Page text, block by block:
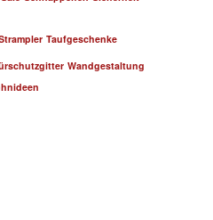
Taufgeschenke
Wandgestaltung